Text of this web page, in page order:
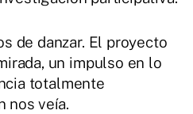
de danzar. El proyecto
un impulso en lo
totalmente
nos veía.